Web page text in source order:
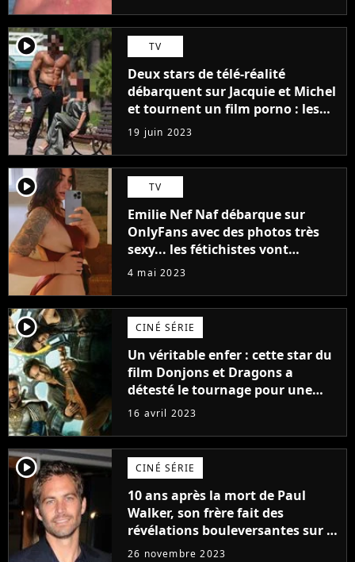
player2 TV
Deux stars de télé-réalité
débarquent sur Jacquie et Michel
et tournent un film porno : les
premières images du tournage
(exclu)
19 juin 2023
player2 TV
Emilie Nef Naf débarque sur
OnlyFans avec des photos très
sexy... les fétichistes vont
prendre leur pied !
4 mai 2023
player2 CINÉ SÉRIE
Un véritable enfer : cette star du
film Donjons et Dragons a
détesté le tournage pour une
raison très spéciale
16 avril 2023
player2 CINÉ SÉRIE
10 ans après la mort de Paul
Walker, son frère fait des
révélations bouleversantes sur la
réaction des acteurs de Fast and
26 novembre 2023